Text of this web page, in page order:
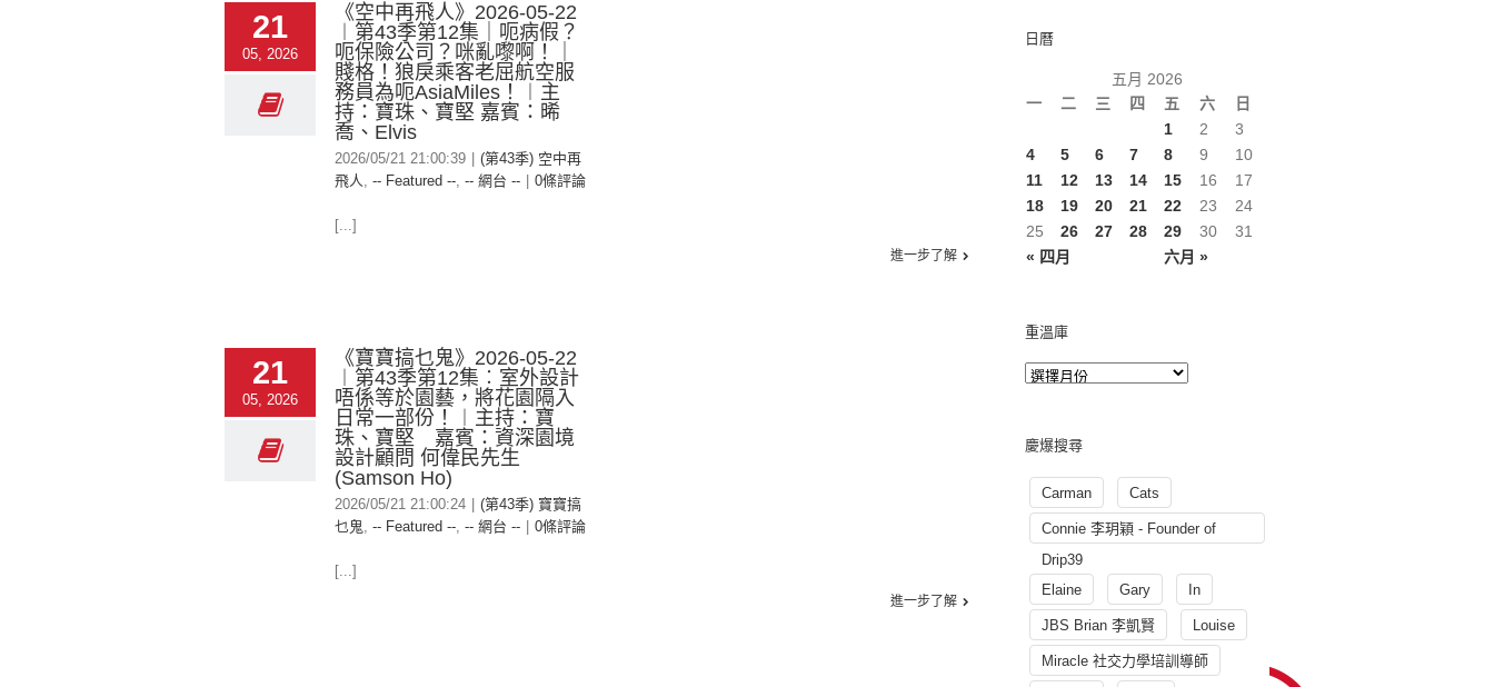
21
05, 2026
《空中再飛人》2026-05-22
︱第43季第12集｜呃病假？
呃保險公司？咪亂嚟啊！｜
賤格！狼戾乘客老屈航空服
務員為呃AsiaMiles！︱主
持：寶珠、寶堅 嘉賓：晞
喬、Elvis
2026/05/21 21:00:39
(第43季) 空中再
飛人, -- Featured --, -- 網台 -- 0條評論
[...]
進一步了解
21
05, 2026
《寶寶搞乜鬼》2026-05-22
︱第43季第12集︰室外設計
唔係等於園藝，將花園隔入
日常一部份！︱主持：寶
珠、寶堅 嘉賓：資深園境
設計顧問 何偉民先生
(Samson Ho)
2026/05/21 21:00:24
(第43季) 寶寶搞
乜鬼, -- Featured --, -- 網台 -- 0條評論
[...]
進一步了解
日曆
五月 2026
一
二 三 四 五 六 日
« 四月 六月 »
1 2
3
4
5 6 7 8 9
10
11
12 13 14 15 16
17
18
19 20 21 22 23
24
25
26 27 28 29 30 31
重溫庫
慶爆搜尋
Carman Cats
Connie 李玥穎 - Founder of
Drip39
Elaine
Gary In
JBS Brian 李凱賢 Louise
Miracle 社交力學培訓導師